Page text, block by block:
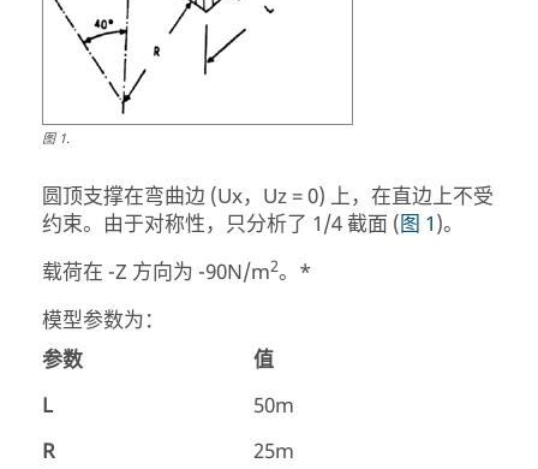
图1.
圆顶支撑在弯曲边 (Ux，Uz = 0) 上，在直边上不受
约束。由于对称性，只分析了 1/4 截面 (图 1)。
载荷在 -Z 方向为 -90N/m2。*
模型参数为：
参数
值
L
50m
R
25m